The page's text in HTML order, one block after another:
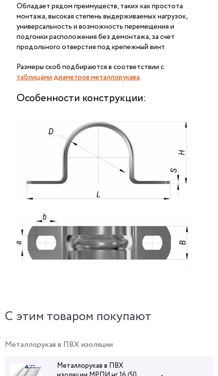
Обладает рядом преимуществ, таких как простота
монтажа, высокая степень выдерживаемых нагрузок,
универсальность и возможность перемещения и
подгонки расположения без демонтажа, за счет
продольного отверстия под крепежный винт.
Размеры скоб подбираются в соответствии с
таблицами диаметров металлорукава.
Особенности конструкции:
C этим товаром покупают
Металлорукав в ПВХ изоляции
Металлорукав в ПВХ